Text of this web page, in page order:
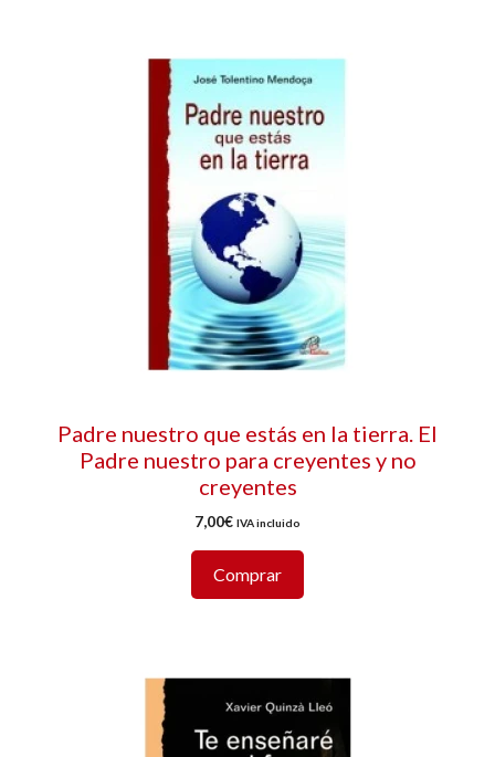
Padre nuestro que estás en la tierra. El
Padre nuestro para creyentes y no
creyentes
7,00€ IVA incluido
Comprar